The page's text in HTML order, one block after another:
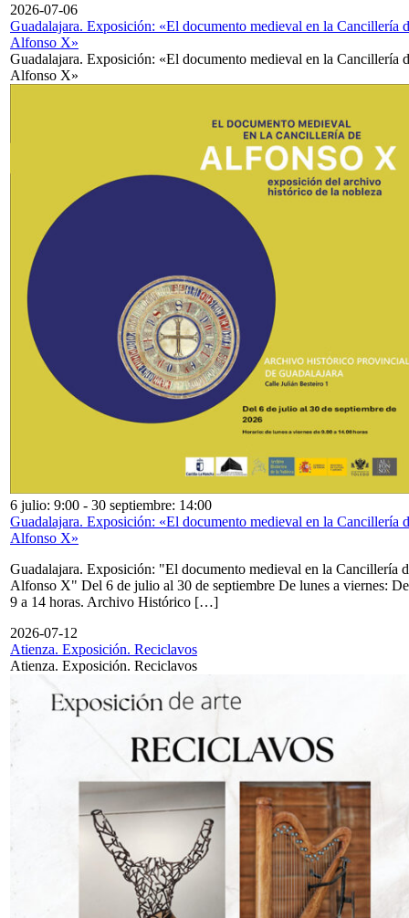
2026-07-06
Guadalajara. Exposición: «El documento medieval en la Cancillería
Alfonso X»
Guadalajara. Exposición: «El documento medieval en la Cancillería
Alfonso X»
6 julio: 9:00 - 30 septiembre: 14:00
Guadalajara. Exposición: «El documento medieval en la Cancillería
Alfonso X»
Guadalajara. Exposición: "El documento medieval en la Cancillería
Alfonso X" Del 6 de julio al 30 de septiembre De lunes a viernes: De
9 a 14 horas. Archivo Histórico […]
2026-07-12
Atienza. Exposición. Reciclavos
Atienza. Exposición. Reciclavos